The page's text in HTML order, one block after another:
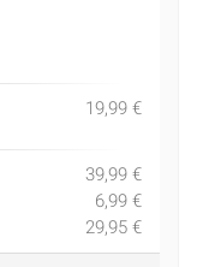
19,99 €
39,99 €
6,99 €
29,95 €